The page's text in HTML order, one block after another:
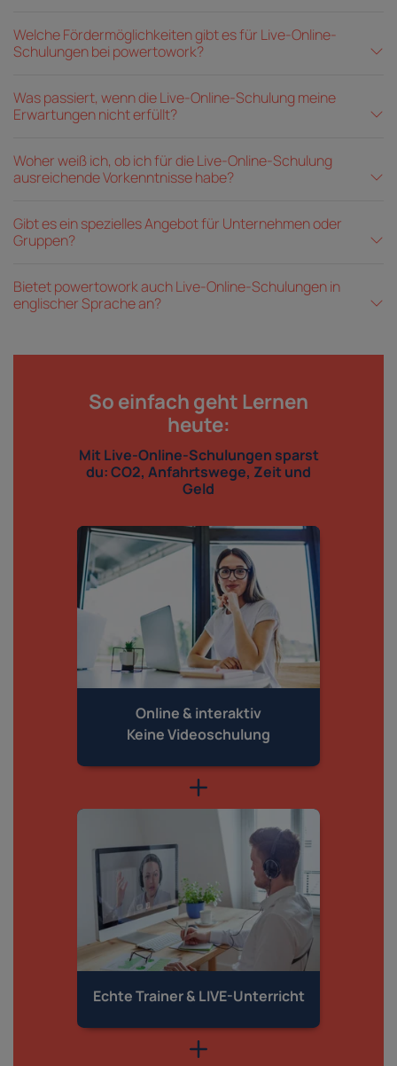
Welche Fördermöglichkeiten gibt es für Live-Online-
Schulungen bei powertowork?
Was passiert, wenn die Live-Online-Schulung meine
Erwartungen nicht erfüllt?
Woher weiß ich, ob ich für die Live-Online-Schulung
ausreichende Vorkenntnisse habe?
Gibt es ein spezielles Angebot für Unternehmen oder
Gruppen?
Bietet powertowork auch Live-Online-Schulungen in
englischer Sprache an?
So einfach geht Lernen
heute:
Mit Live-Online-Schulungen sparst
du: CO2, Anfahrtswege, Zeit und
Geld
Online & interaktiv
Keine Videoschulung
Echte Trainer & LIVE-Unterricht